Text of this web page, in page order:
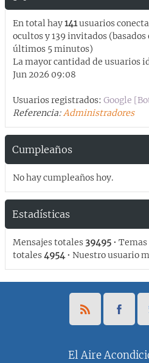
En total hay141usuarios
ocultos y 139 invitados
últimos 5 minutos)
La mayor cantidad de usuarios
Jun 2026 09:08
Usuarios registrados: Google
Referencia:Administradores
Cumpleaños
No hay cumpleaños hoy.
Estadísticas
Mensajes totales 39495 •
totales4954• Nuestro usuario
El Aire